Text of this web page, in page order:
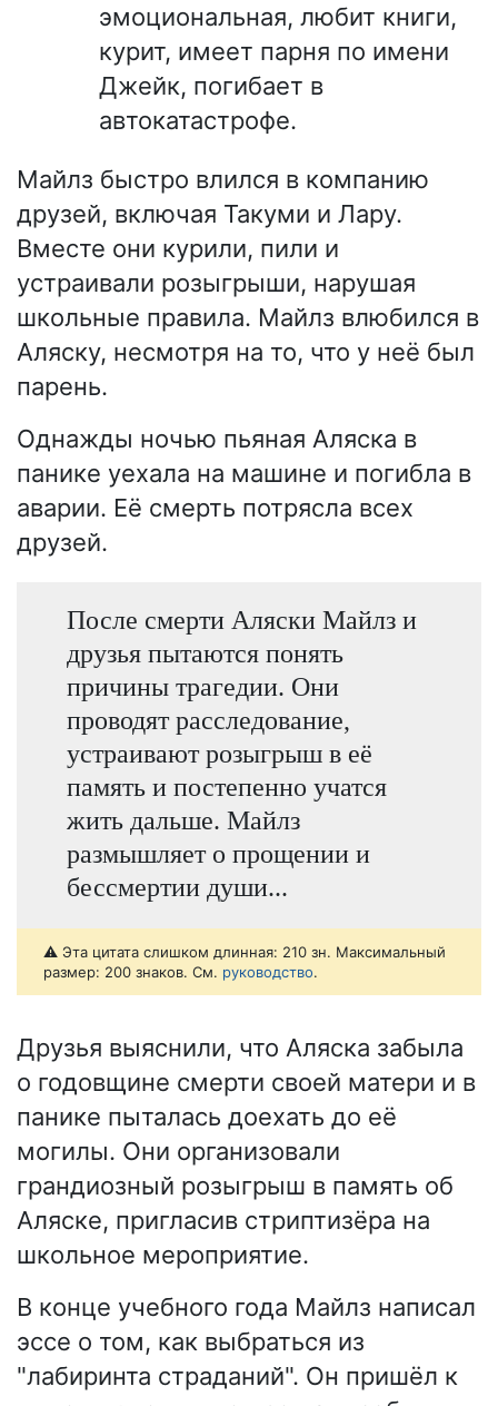
эмоциональная, любит книги,
курит, имеет парня по имени
Джейк, погибает в
автокатастрофе.
Майлз быстро влился в компанию
друзей, включая Такуми и Лару.
Вместе они курили, пили и
устраивали розыгрыши, нарушая
школьные правила. Майлз влюбился в
Аляску, несмотря на то, что у неё был
парень.
Однажды ночью пьяная Аляска в
панике уехала на машине и погибла в
аварии. Её смерть потрясла всех
друзей.
После смерти Аляски Майлз и
друзья пытаются понять
причины трагедии. Они
проводят расследование,
устраивают розыгрыш в её
память и постепенно учатся
жить дальше. Майлз
размышляет о прощении и
бессмертии души...
⚠️ Эта цитата слишком длинная: 210 зн. Максимальный
размер: 200 знаков. См. руководство.
Друзья выяснили, что Аляска забыла
о годовщине смерти своей матери и в
панике пыталась доехать до её
могилы. Они организовали
грандиозный розыгрыш в память об
Аляске, пригласив стриптизёра на
школьное мероприятие.
В конце учебного года Майлз написал
эссе о том, как выбраться из
"лабиринта страданий". Он пришёл к